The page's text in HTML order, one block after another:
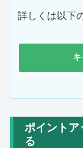
詳しくは以下
ポイントア
る